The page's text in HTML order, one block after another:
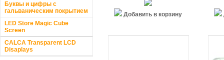
Буквы и цифры с
гальваническим покрытием
LED Store Magic Cube
Screen
CALCA Transparent LCD
Disaplays
Добавить в корзину